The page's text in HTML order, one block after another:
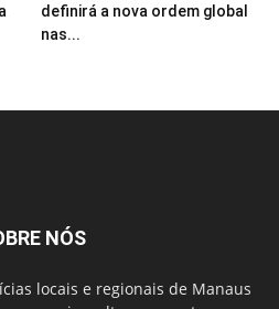
definirá a nova ordem global
nas...
NÓS
locais e regionais de Manaus